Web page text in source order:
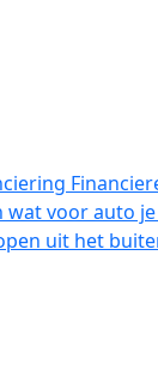
wat voor auto
uit het